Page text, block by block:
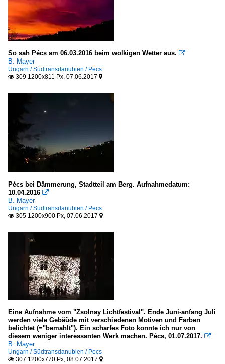
So sah Pécs am 06.03.2016 beim wolkigen Wetter aus. 
B. Mayer
Ungarn / Südtransdanubien / Pecs
 309 1200x811 Px, 07.06.2017 
Pécs bei Dämmerung, Stadtteil am Berg. Aufnahmedatum:
10.04.2016 
B. Mayer
Ungarn / Südtransdanubien / Pecs
 305 1200x900 Px, 07.06.2017 
Eine Aufnahme vom "Zsolnay Lichtfestival". Ende Juni-anfang Juli
werden viele Gebäüde mit verschiedenen Motiven und Farben
belichtet (="bemahlt"). Ein scharfes Foto konnte ich nur von
diesem weniger interessanten Werk machen. Pécs, 01.07.2017. 
B. Mayer
Ungarn / Südtransdanubien / Pecs
 307 1200x770 Px, 08.07.2017 